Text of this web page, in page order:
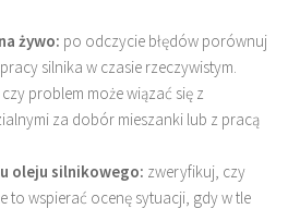
żywo: po odczycie błędów porównuj
silnika w czasie rzeczywistym.
problem może wiązać się z
za dobór mieszanki lub z pracą
oleju silnikowego: zweryfikuj, czy
to wspierać ocenę sytuacji, gdy w tle